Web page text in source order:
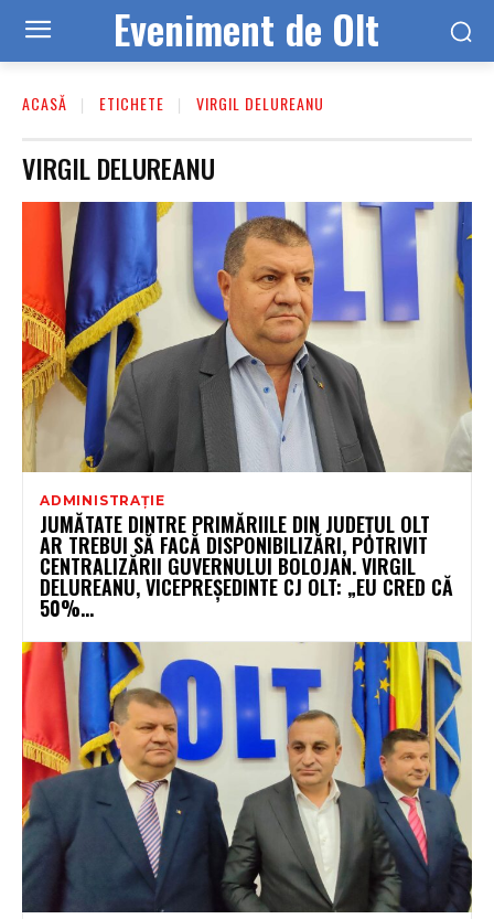
Eveniment de Olt
ACASĂ ETICHETE VIRGIL DELUREANU
VIRGIL DELUREANU
ADMINISTRAȚIE
JUMĂTATE DINTRE PRIMĂRIILE DIN JUDEȚUL OLT
AR TREBUI SĂ FACĂ DISPONIBILIZĂRI, POTRIVIT
CENTRALIZĂRII GUVERNULUI BOLOJAN. VIRGIL
DELUREANU, VICEPREȘEDINTE CJ OLT: „EU CRED CĂ
50%...